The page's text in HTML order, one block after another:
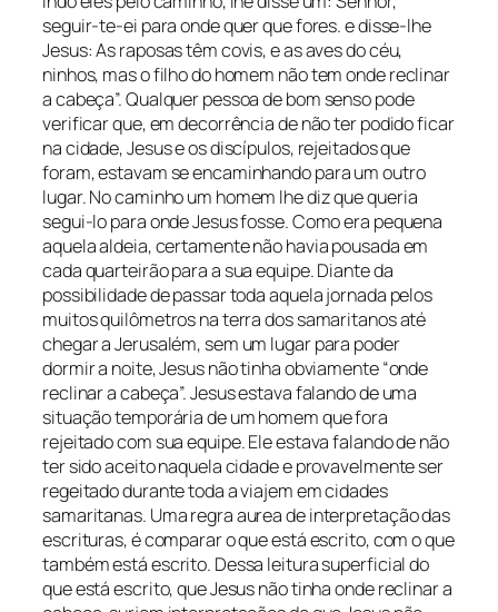
seguir-te-ei para onde quer que fores. e disse-lhe
Jesus: As raposas têm covis, e as aves do céu,
ninhos, mas o filho do homem não tem onde reclinar
a cabeça”. Qualquer pessoa de bom senso pode
verificar que, em decorrência de não ter podido ficar
na cidade, Jesus e os discípulos, rejeitados que
foram, estavam se encaminhando para um outro
lugar. No caminho um homem lhe diz que queria
segui-lo para onde Jesus fosse. Como era pequena
aquela aldeia, certamente não havia pousada em
cada quarteirão para a sua equipe. Diante da
possibilidade de passar toda aquela jornada pelos
muitos quilômetros na terra dos samaritanos até
chegar a Jerusalém, sem um lugar para poder
dormir a noite, Jesus não tinha obviamente “onde
reclinar a cabeça”. Jesus estava falando de uma
situação temporária de um homem que fora
rejeitado com sua equipe. Ele estava falando de não
ter sido aceito naquela cidade e provavelmente ser
regeitado durante toda a viajem em cidades
samaritanas. Uma regra aurea de interpretação das
escrituras, é comparar o que está escrito, com o que
também está escrito. Dessa leitura superficial do
que está escrito, que Jesus não tinha onde reclinar a